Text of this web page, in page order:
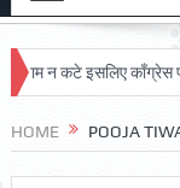
न कटे इसलिए काँग्रेस
HOME POOJA